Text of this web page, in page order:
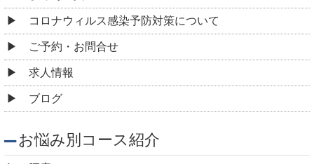
頭痛
めまい
耳鳴り
自律神経失調症
ストレートネック